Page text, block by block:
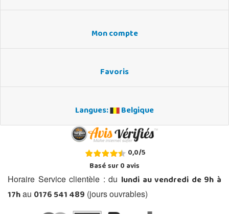
Mon compte
Favoris
Langues: Belgique
0,0/5
Basé sur0avis
Horaire Service clientèle : du lundi au vendredi de 9h à
17hau 0176 541 489 (jours ouvrables)